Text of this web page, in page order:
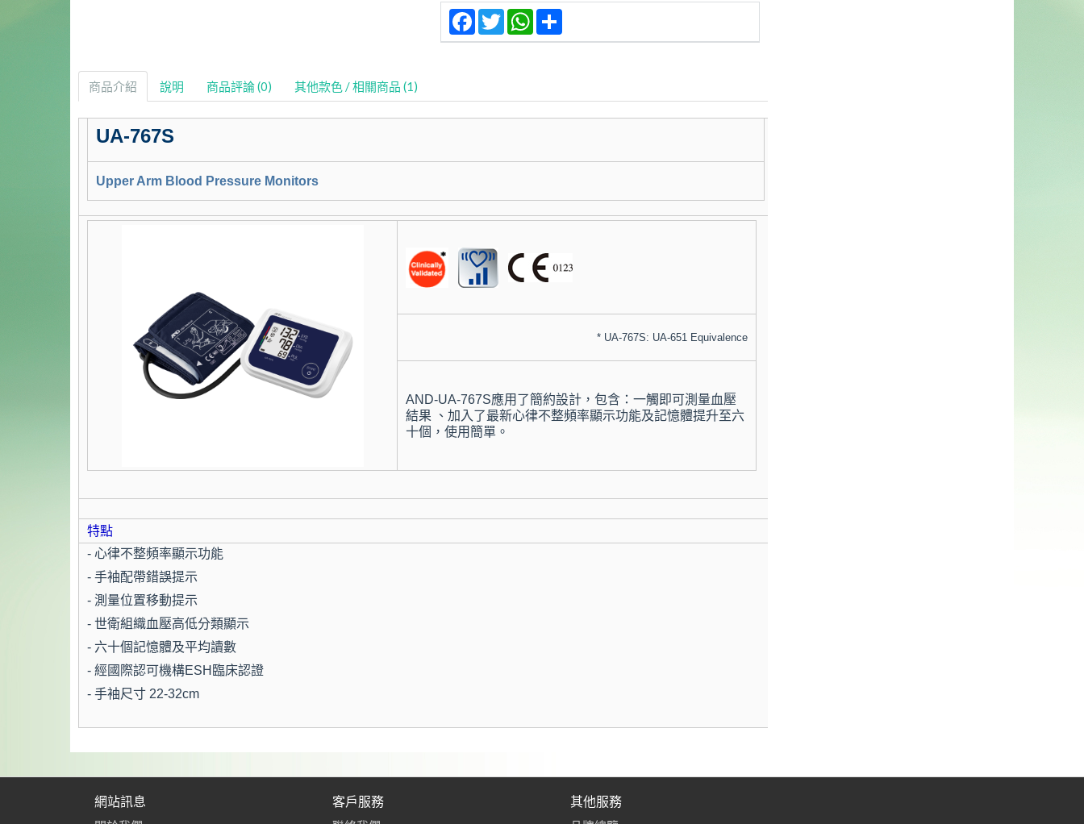
FacebookTwitterWhatsAppShare
商品介紹 說明 商品評論 (0) 其他款色 / 相關商品 (1)
UA-767S
Upper Arm Blood Pressure Monitors
* UA-767S: UA-651 Equivalence
AND-UA-767S應用了簡約設計，包含：一觸即可測量血壓
結果 、加入了最新心律不整頻率顯示功能及記憶體提升至六
十個，使用簡單。
特點
- 心律不整頻率顯示功能
- 手袖配帶錯誤提示
- 測量位置移動提示
- 世衛組織血壓高低分類顯示
- 六十個記憶體及平均讀數
- 經國際認可機構ESH臨床認證
- 手袖尺寸 22-32cm
網站訊息 客戶服務 其他服務